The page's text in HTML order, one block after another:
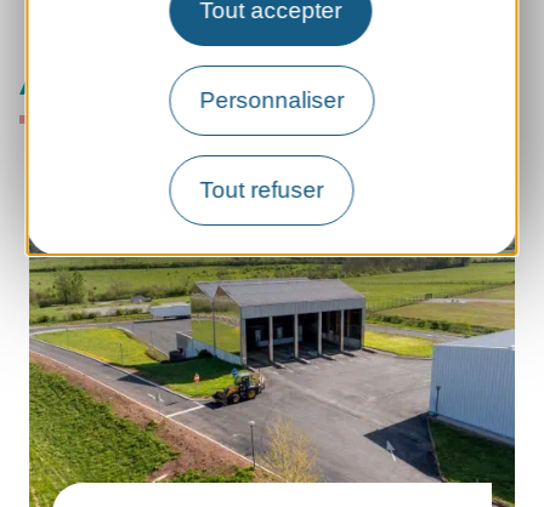
Tout accepter
Personnaliser
Tout refuser
À voir également...